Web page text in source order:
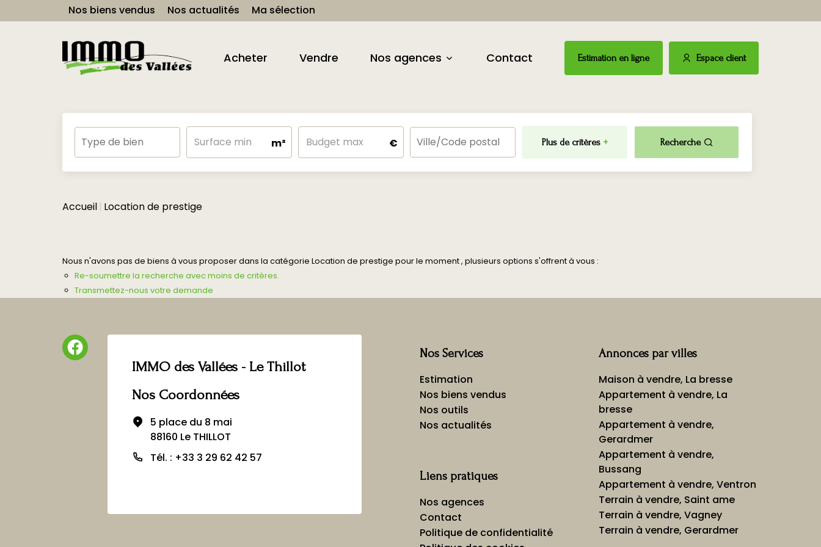
Nos biens vendus Nos actualités Ma sélection
Acheter Vendre Nos agences Contact Estimation en ligne Espace client
m² € Plus de critères + Recherche
Accueil Location de prestige
Nous n'avons pas de biens à vous proposer dans la catégorie Location de prestige pour le moment , plusieurs options s'offrent à vous :
Re-soumettre la recherche avec moins de critères.
Transmettez-nous votre demande
IMMO des Vallées - Le Thillot
Nos Coordonnées
5 place du 8 mai
88160 Le THILLOT
Tél. : +33 3 29 62 42 57
Nos Services
Estimation
Nos biens vendus
Nos outils
Nos actualités
Liens pratiques
Nos agences
Contact
Politique de confidentialité
Annonces par villes
Maison à vendre, La bresse
Appartement à vendre, La
bresse
Appartement à vendre,
Gerardmer
Appartement à vendre,
Bussang
Appartement à vendre, Ventron
Terrain à vendre, Saint ame
Terrain à vendre, Vagney
Terrain à vendre, Gerardmer